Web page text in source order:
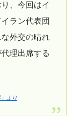
、今回はイ
ラン代表団
外交の晴れ
理出席する
より